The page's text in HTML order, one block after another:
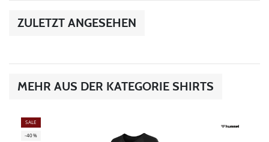
ZULETZT ANGESEHEN
MEHR AUS DER KATEGORIE SHIRTS
SALE
-40%